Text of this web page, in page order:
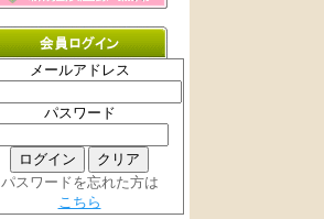
メールアドレス
パスワード
パスワードを忘れた方は
こちら